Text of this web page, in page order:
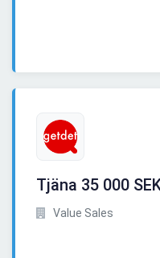
Tjäna 35 000
Value Sales